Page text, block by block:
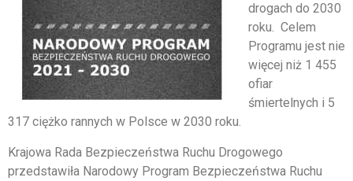
drogach do 2030
roku. Celem
Programu jest nie
więcej niż 1 455
ofiar
śmiertelnych i 5
317 ciężko rannych w Polsce w 2030 roku.
Krajowa Rada Bezpieczeństwa Ruchu Drogowego
przedstawiła Narodowy Program Bezpieczeństwa Ruchu